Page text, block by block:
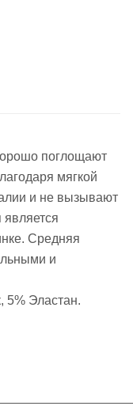
поглощают
мягкой
и не вызывают
Средняя
и
5% Эластан.